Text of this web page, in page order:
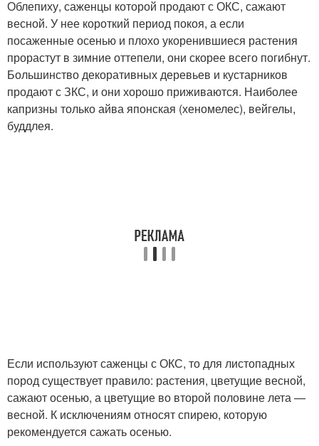
Облепиху, саженцы которой продают с ОКС, сажают
весной. У нее короткий период покоя, а если
посаженные осенью и плохо укоренившиеся растения
прорастут в зимние оттепели, они скорее всего погибнут.
Большинство декоративных деревьев и кустарников
продают с ЗКС, и они хорошо приживаются. Наиболее
капризны только айва японская (хеномелес), вейгелы,
буддлея.
Если используют саженцы с ОКС, то для листопадных
пород существует правило: растения, цветущие весной,
сажают осенью, а цветущие во второй половине лета —
весной. К исключениям относят спирею, которую
рекомендуется сажать осенью.